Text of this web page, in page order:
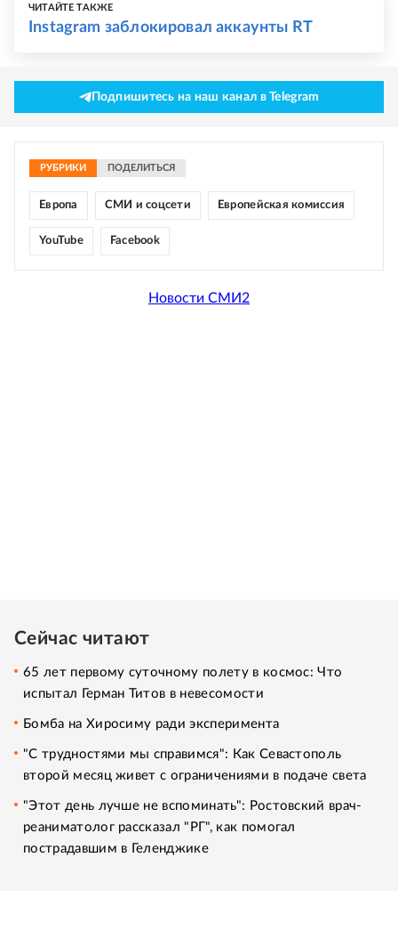
ЧИТАЙТЕ ТАКЖЕ
Instagram заблокировал аккаунты RT
Подпишитесь на наш канал в Telegram
РУБРИКИ ПОДЕЛИТЬСЯ
Европа СМИ и соцсети Европейская комиссия
YouTube Facebook
Новости СМИ2
Сейчас читают
65 лет первому суточному полету в космос: Что
испытал Герман Титов в невесомости
Бомба на Хиросиму ради эксперимента
"С трудностями мы справимся": Как Севастополь
второй месяц живет с ограничениями в подаче света
"Этот день лучше не вспоминать": Ростовский врач-
реаниматолог рассказал "РГ", как помогал
пострадавшим в Геленджике